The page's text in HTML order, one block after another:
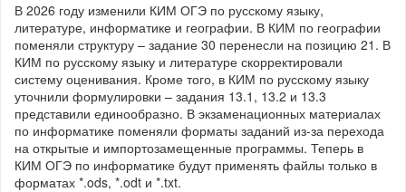
В 2026 году изменили КИМ ОГЭ по русскому языку,
литературе, информатике и географии. В КИМ по географии
поменяли структуру – задание 30 перенесли на позицию 21. В
КИМ по русскому языку и литературе скорректировали
систему оценивания. Кроме того, в КИМ по русскому языку
уточнили формулировки – задания 13.1, 13.2 и 13.3
представили единообразно. В экзаменационных материалах
по информатике поменяли форматы заданий из-за перехода
на открытые и импортозамещенные программы. Теперь в
КИМ ОГЭ по информатике будут применять файлы только в
форматах *.ods, *.odt и *.txt.